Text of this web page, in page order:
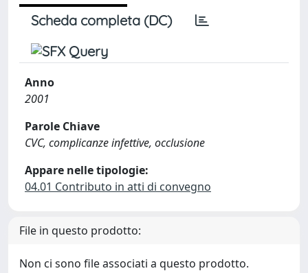
Scheda completa (DC)
Anno
2001
Parole Chiave
CVC, complicanze infettive, occlusione
Appare nelle tipologie:
04.01 Contributo in atti di convegno
File in questo prodotto:
Non ci sono file associati a questo prodotto.